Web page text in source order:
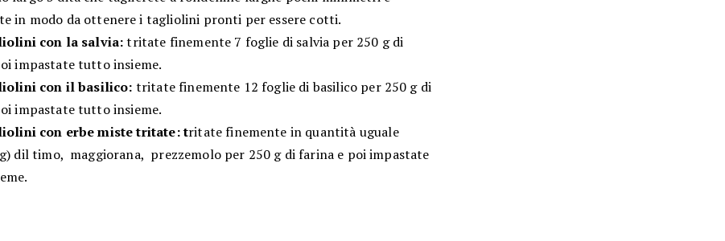
in modo da ottenere i tagliolini pronti per essere cotti.
con la salvia:tritate finemente 7 foglie di salvia per 250 g di
impastate tutto insieme.
con il basilico: tritate finemente 12 foglie di basilico per 250 g di
impastate tutto insieme.
con erbe miste tritate: tritate finemente in quantità uguale
dil timo, maggiorana, prezzemolo per 250 g di farina e poi impastate